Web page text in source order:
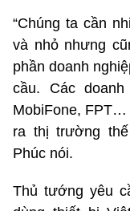
“Chúng ta cần
và nhỏ nhưng
phần doanh
cầu. Các
MobiFone, FPT…
ra thị trường
Phúc nói.
Thủ tướng yêu